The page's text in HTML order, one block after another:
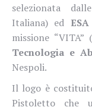
selezionata
Italiana) ed ESA
missione
Tecnologia e
Nespoli.
Il logo è
Pistoletto che